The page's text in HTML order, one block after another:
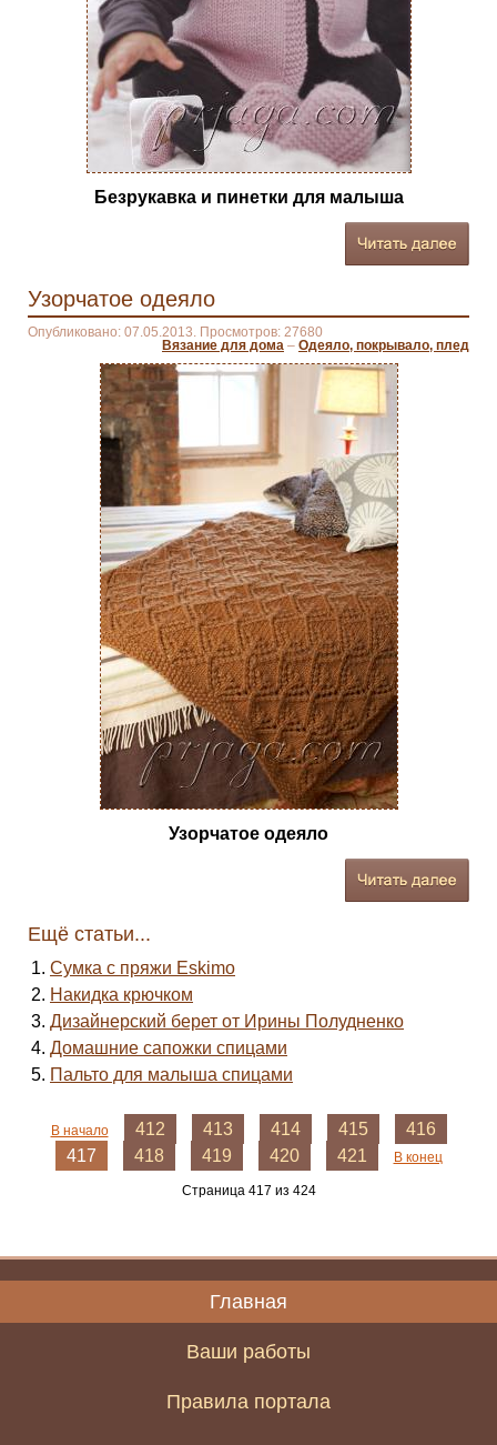
Безрукавка и пинетки для малыша
Узорчатое одеяло
Опубликовано: 07.05.2013. Просмотров: 27680
Вязание для дома – Одеяло, покрывало, плед
Узорчатое одеяло
Ещё статьи...
Сумка с пряжи Eskimo
Накидка крючком
Дизайнерский берет от Ирины Полудненко
Домашние сапожки спицами
Пальто для малыша спицами
В начало 412 413 414 415
416
417
418 419 420 421 В конец
Страница 417 из 424
Главная
Ваши работы
Правила портала